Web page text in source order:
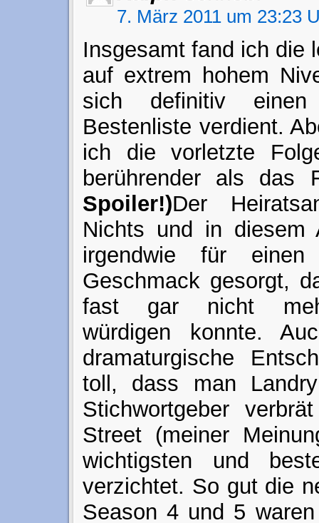
7. März 2011 um 23:23
Insgesamt fand ich die
auf extrem hohem
sich definitiv
Bestenliste verdient.
ich die vorletzte
berührender als das
Spoiler!)Der
Nichts und in
irgendwie für
Geschmack gesorgt,
fast gar nicht
würdigen konnte.
dramaturgische
toll, dass man
Stichwortgeber
Street (meiner
wichtigsten und
verzichtet. So gut die
Season 4 und 5